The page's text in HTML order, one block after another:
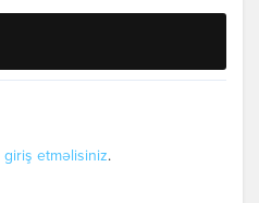
giriş etməlisiniz.